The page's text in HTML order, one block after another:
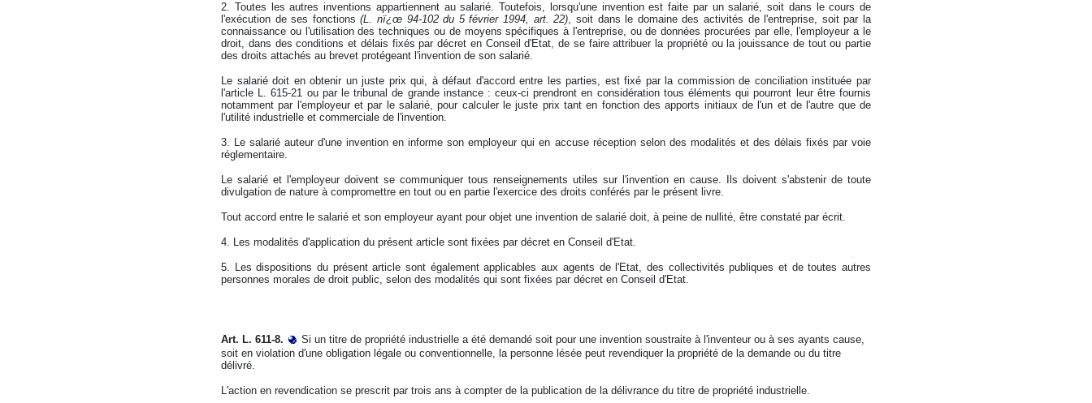
2. Toutes les autres inventions appartiennent au salarié. Toutefois, lorsqu'une invention est faite par un salarié, soit dans le cours de
l'exécution de ses fonctions(L. nï¿œ 94-102 du 5 février 1994, art. 22), soit dans le domaine des activités de l'entreprise, soit par la
connaissance ou l'utilisation des techniques ou de moyens spécifiques à l'entreprise, ou de données procurées par elle, l'employeur a le
droit, dans des conditions et délais fixés par décret en Conseil d'Etat, de se faire attribuer la propriété ou la jouissance de tout ou partie
des droits attachés au brevet protégeant l'invention de son salarié.
Le salarié doit en obtenir un juste prix qui, à défaut d'accord entre les parties, est fixé par la commission de conciliation instituée par
l'article L. 615-21 ou par le tribunal de grande instance : ceux-ci prendront en considération tous éléments qui pourront leur être fournis
notamment par l'employeur et par le salarié, pour calculer le juste prix tant en fonction des apports initiaux de l'un et de l'autre que de
l'utilité industrielle et commerciale de l'invention.
3. Le salarié auteur d'une invention en informe son employeur qui en accuse réception selon des modalités et des délais fixés par voie
réglementaire.
Le salarié et l'employeur doivent se communiquer tous renseignements utiles sur l'invention en cause. Ils doivent s'abstenir de toute
divulgation de nature à compromettre en tout ou en partie l'exercice des droits conférés par le présent livre.
Tout accord entre le salarié et son employeur ayant pour objet une invention de salarié doit, à peine de nullité, être constaté par écrit.
4. Les modalités d'application du présent article sont fixées par décret en Conseil d'Etat.
5. Les dispositions du présent article sont également applicables aux agents de l'Etat, des collectivités publiques et de toutes autres
personnes morales de droit public, selon des modalités qui sont fixées par décret en Conseil d'Etat.
Art. L. 611-8.
Si un titre de propriété industrielle a été demandé soit pour une invention soustraite à l'inventeur ou à ses ayants cause,
soit en violation d'une obligation légale ou conventionnelle, la personne lésée peut revendiquer la propriété de la demande ou du titre
délivré.
L'action en revendication se prescrit par trois ans à compter de la publication de la délivrance du titre de propriété industrielle.